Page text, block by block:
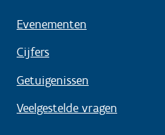
Evenementen
Cijfers
Getuigenissen
Veelgestelde vragen